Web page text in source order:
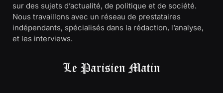
sur des sujets d’actualité, de politique et de société.
Nous travaillons avec un réseau de prestataires
indépendants, spécialisés dans la rédaction, l’analyse,
et les interviews.